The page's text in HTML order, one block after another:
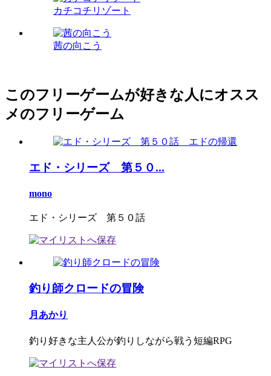
カチコチリゾート
茜の向こう
このフリーゲームが好きな人にオスス
メのフリーゲーム
エド・シリーズ 第５０...
mono
エド・シリーズ 第５０話
釣り師クロードの冒険
月あかり
釣り好きな主人公が釣りしながら戦う短編RPG